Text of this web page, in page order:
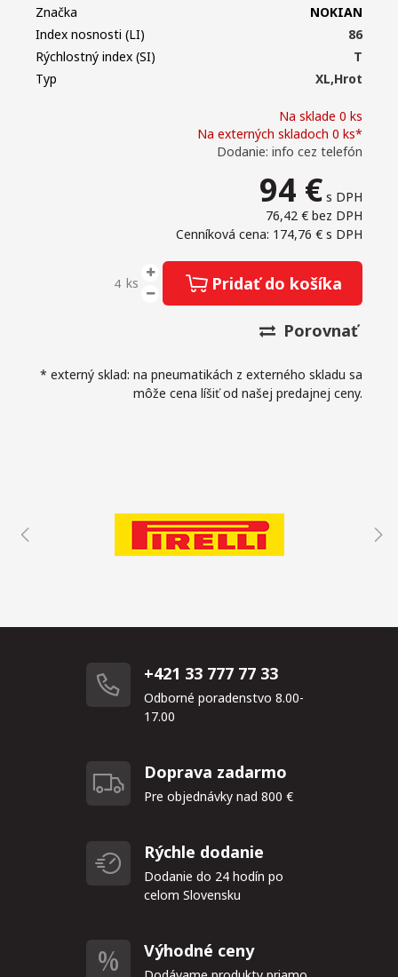
Na sklade 0 ks
Na externých skladoch 0 ks*
Dodanie: info cez telefón
94 € s DPH
76,42 € bez DPH
Cenníková cena: 174,76 € s DPH
ks Pridať do košíka
Porovnať
* externý sklad: na pneumatikách z externého skladu sa
môže cena líšiť od našej predajnej ceny.
Značka
NOKIAN
Index nosnosti (LI)
86
Rýchlostný index (SI)
T
Typ
XL,Hrot
+421 33 777 77 33
Odborné poradenstvo 8.00-
17.00
Doprava zadarmo
Pre objednávky nad 800 €
Rýchle dodanie
Dodanie do 24 hodín po
celom Slovensku
Výhodné ceny